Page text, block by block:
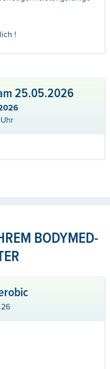
!
25.05.2026
BODYMED-